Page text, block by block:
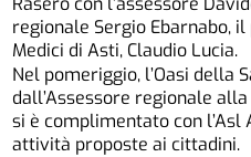
regionale Sergio Ebarnabo,
Medici di Asti, Claudio Lucia.
Nel pomeriggio, l’Oasi della
dall’Assessore regionale
si è complimentato con l’Asl
attività proposte ai cittadini.